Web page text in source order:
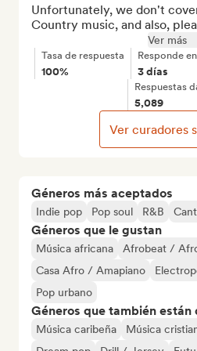
Géneros más aceptados
Indie pop Pop soul R&B
Géneros que le gustan
Música africana
Afrobeat /
Casa Afro / Amapiano
Pop urbano
Géneros que también
Música caribeña Música
Unfortunately, we don't
Country music, and also,
Ver más
Tasa de respuesta
100%
Responde en
3 días
Respuestas
5,089
Ver curadores